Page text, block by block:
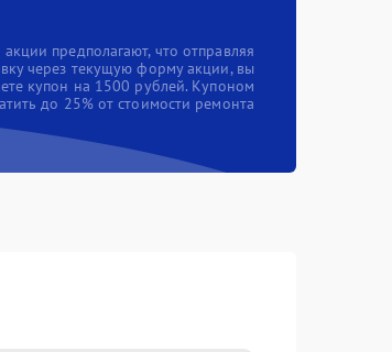
акции предполагают, что отправляя
через текущую форму акции, вы
купон на 1500 рублей. Купоном
до 25% от стоимости ремонта